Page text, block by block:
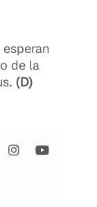
de la
(D)